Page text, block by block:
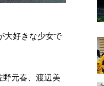
大好きな少女で
野元春、渡辺美